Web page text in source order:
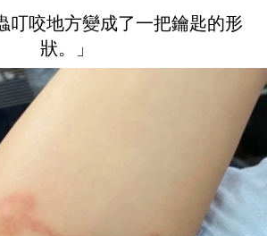
叮咬地方變成了一把鑰匙的形
狀。」